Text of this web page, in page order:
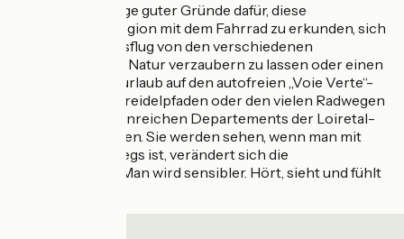
Es gibt eine Menge guter Gründe dafür, diese
unverfälschte Region mit dem Fahrrad zu erkunden, sich
bei einem Radausflug von den verschiedenen
Stimmungen der Natur verzaubern zu lassen oder einen
sportlichen Radurlaub auf den autofreien „Voie Verte“-
Radwegen, den Treidelpfaden oder den vielen Radwegen
durch die facettenreichen Departements der Loiretal-
Atlantik zu machen. Sie werden sehen, wenn man mit
dem Rad unterwegs ist, verändert sich die
Wahrnehmung. Man wird sensibler. Hört, sieht und fühlt